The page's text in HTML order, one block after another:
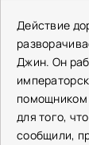
Действие
Джин. Он
помощником
для того,
сообщили,